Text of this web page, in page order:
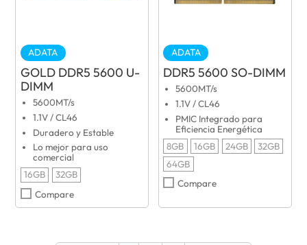
ADATA
GOLD DDR5 5600 U-
DIMM
5600MT/s
1.1V / CL46
Duradero y Estable
Lo mejor para uso
comercial
16GB
32GB
Compare
ADATA
DDR5 5600 SO-DIMM
5600MT/s
1.1V / CL46
PMIC Integrado para
Eficiencia Energética
8GB
16GB 24GB
32GB
64GB
Compare